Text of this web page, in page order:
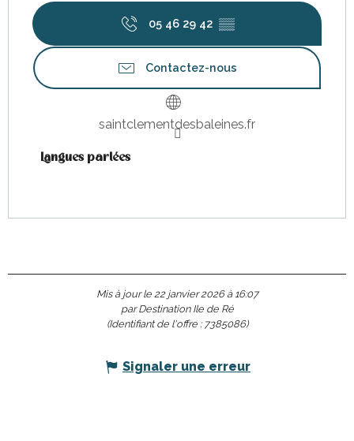
05 46 29 42 ▒▒
Contactez-nous
saintclementdesbaleines.fr
Langues parlées
Langues parlées
Mis à jour le 22 janvier 2026 à 16:07
par Destination Ile de Ré
(Identifiant de l'offre : 7385086)
Signaler une erreur